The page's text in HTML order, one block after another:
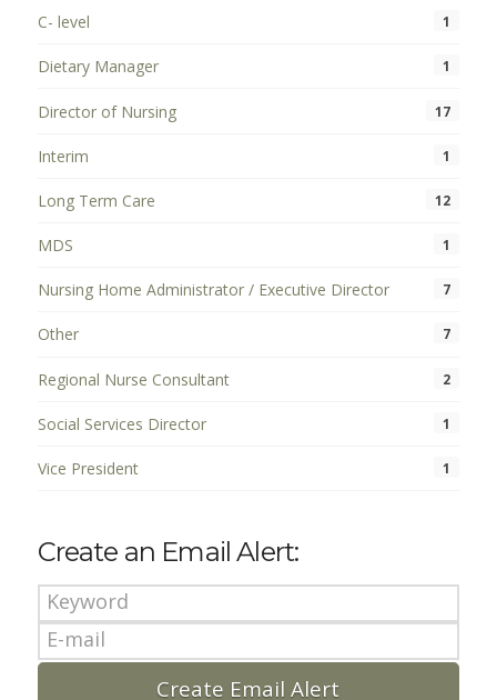
C- level 1
Dietary Manager 1
Director of Nursing 17
Interim 1
Long Term Care 12
MDS 1
Nursing Home Administrator / Executive Director 7
Other 7
Regional Nurse Consultant 2
Social Services Director 1
Vice President 1
Create an Email Alert: